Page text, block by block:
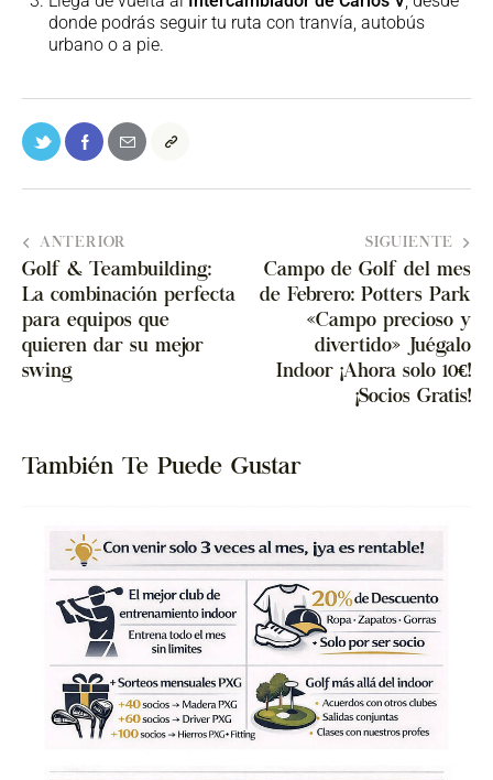
donde podrás seguir tu ruta con tranvía, autobús
urbano o a pie.
ANTERIOR
Golf & Teambuilding:
La combinación perfecta
para equipos que
quieren dar su mejor
swing
SIGUIENTE
Campo de Golf del mes
de Febrero: Potters Park
«Campo precioso y
divertido» Juégalo
Indoor ¡Ahora solo 10€!
¡Socios Gratis!
También Te Puede Gustar